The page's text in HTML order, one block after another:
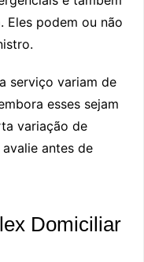
Eles podem ou não
serviço variam de
esses sejam
variação de
antes de
Domiciliar